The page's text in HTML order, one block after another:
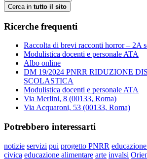
Cerca in tutto il sito
Ricerche frequenti
Raccolta di brevi racconti horror – 2A
Modulistica docenti e personale ATA
Albo online
DM 19/2024 PNRR RIDUZIONE
SCOLASTICA
Modulistica docenti e personale ATA
Via Merlini, 8 (00133, Roma)
Via Acquaroni, 53 (00133, Roma)
Potrebbero interessarti
notizie servizi pui progetto PNRR
civica educazione alimentare arte invalsi